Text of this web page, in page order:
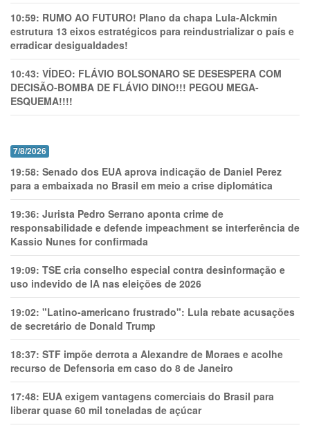
10:59: RUMO AO FUTURO! Plano da chapa Lula-Alckmin
estrutura 13 eixos estratégicos para reindustrializar o país e
erradicar desigualdades!
10:43: VÍDEO: FLÁVIO BOLSONARO SE DESESPERA COM
DECISÃO-BOMBA DE FLÁVIO DINO!!! PEGOU MEGA-
ESQUEMA!!!!
7/8/2026
19:58: Senado dos EUA aprova indicação de Daniel Perez
para a embaixada no Brasil em meio a crise diplomática
19:36: Jurista Pedro Serrano aponta crime de
responsabilidade e defende impeachment se interferência de
Kassio Nunes for confirmada
19:09: TSE cria conselho especial contra desinformação e
uso indevido de IA nas eleições de 2026
19:02: "Latino-americano frustrado": Lula rebate acusações
de secretário de Donald Trump
18:37: STF impõe derrota a Alexandre de Moraes e acolhe
recurso de Defensoria em caso do 8 de Janeiro
17:48: EUA exigem vantagens comerciais do Brasil para
liberar quase 60 mil toneladas de açúcar